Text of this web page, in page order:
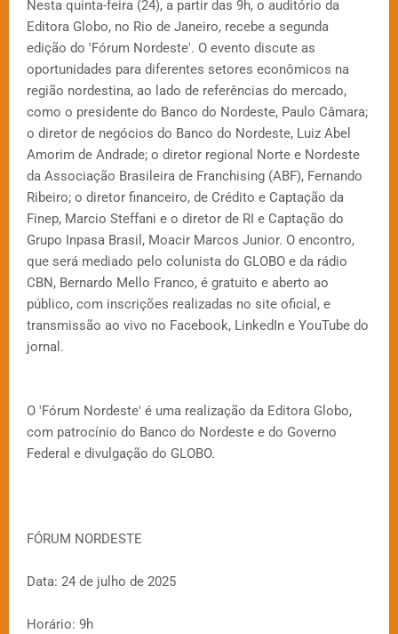
Nesta quinta-feira (24), a partir das 9h, o auditório da
Editora Globo, no Rio de Janeiro, recebe a segunda
edição do 'Fórum Nordeste'. O evento discute as
oportunidades para diferentes setores econômicos na
região nordestina, ao lado de referências do mercado,
como o presidente do Banco do Nordeste, Paulo Câmara;
o diretor de negócios do Banco do Nordeste, Luiz Abel
Amorim de Andrade; o diretor regional Norte e Nordeste
da Associação Brasileira de Franchising (ABF), Fernando
Ribeiro; o diretor financeiro, de Crédito e Captação da
Finep, Marcio Steffani e o diretor de RI e Captação do
Grupo Inpasa Brasil, Moacir Marcos Junior. O encontro,
que será mediado pelo colunista do GLOBO e da rádio
CBN, Bernardo Mello Franco, é gratuito e aberto ao
público, com inscrições realizadas no site oficial, e
transmissão ao vivo no Facebook, LinkedIn e YouTube do
jornal.
O 'Fórum Nordeste' é uma realização da Editora Globo,
com patrocínio do Banco do Nordeste e do Governo
Federal e divulgação do GLOBO.
FÓRUM NORDESTE
Data: 24 de julho de 2025
Horário: 9h